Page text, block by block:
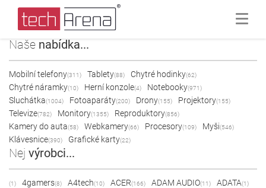
Naše nabídka...
Mobilní telefony(311) Tablety(88) Chytré hodinky(62)
Chytré náramky(10) Herní konzole(4) Notebooky(971)
Sluchátka(1004) Fotoaparáty(200) Drony(155) Projektory(155)
Televize(782) Monitory(1355) Reproduktory(856)
Kamery do auta(58) Webkamery(66) Procesory(109) Myši(546)
Klávesnice(390) Grafické karty(22)
Nej výrobci...
(1) 4gamers(8) A4tech(10) ACER(166) ADAM AUDIO(11) ADATA(1)